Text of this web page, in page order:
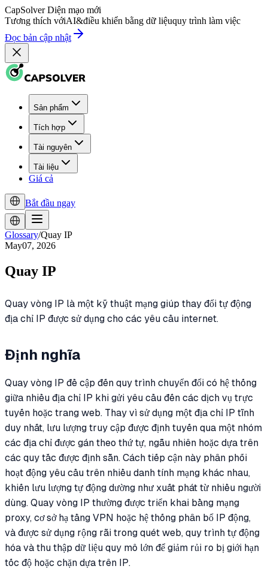
CapSolver Diện mạo mới
Tương thích vớiAI&điều khiển bằng dữ liệuquy trình làm việc
Đọc bản cập nhật
Sản phẩm
Tích hợp
Tài nguyên
Tài liệu
Giá cả
Bắt đầu ngay
Glossary/Quay IP
May07, 2026
Quay IP
Quay vòng IP là một kỹ thuật mạng giúp thay đổi tự động
địa chỉ IP được sử dụng cho các yêu cầu internet.
Định nghĩa
Quay vòng IP đề cập đến quy trình chuyển đổi có hệ thống
giữa nhiều địa chỉ IP khi gửi yêu cầu đến các dịch vụ trực
tuyến hoặc trang web. Thay vì sử dụng một địa chỉ IP tĩnh
duy nhất, lưu lượng truy cập được định tuyến qua một nhóm
các địa chỉ được gán theo thứ tự, ngẫu nhiên hoặc dựa trên
các quy tắc được định sẵn. Cách tiếp cận này phân phối
hoạt động yêu cầu trên nhiều danh tính mạng khác nhau,
khiến lưu lượng tự động dường như xuất phát từ nhiều người
dùng. Quay vòng IP thường được triển khai bằng mạng
proxy, cơ sở hạ tầng VPN hoặc hệ thống phân bổ IP động,
và được sử dụng rộng rãi trong quét web, quy trình tự động
hóa và thu thập dữ liệu quy mô lớn để giảm rủi ro bị giới hạn
tốc độ hoặc chặn dựa trên IP.